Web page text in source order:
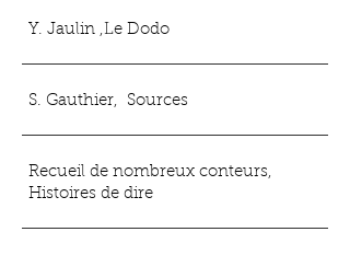
Y. Jaulin ,Le Dodo
S. Gauthier, Sources
Recueil de nombreux conteurs,
Histoires de dire